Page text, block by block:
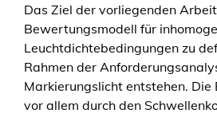
g
v
o
n
i
n
Das Ziel der vorliegenden
Bewertungsmodell für
Leuchtdichtebedingungen zu
Rahmen der
Markierungslicht entstehen.
vor allem durch den